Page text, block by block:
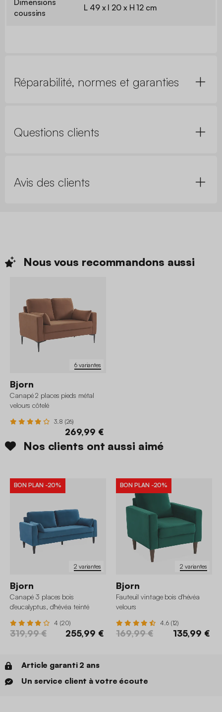
coussins
L 49 x l 20 x H 12 cm
Réparabilité, normes et garanties
Questions clients
Avis des clients
Nous vous recommandons aussi
6 variantes
Bjorn
Canapé 2 places pieds métal
velours côtelé
3.8 (26)
269,99 €
Nos clients ont aussi aimé
2 variantes
BON PLAN -20%
Bjorn
Canapé 3 places bois
d'eucalyptus, d'hévéa teinté
4 (20)
319,99 € 255,99 €
2 variantes
BON PLAN -20%
Bjorn
Fauteuil vintage bois d'hévéa
velours
4.6 (12)
169,99 € 135,99 €
Article garanti 2 ans
Un service client à votre écoute